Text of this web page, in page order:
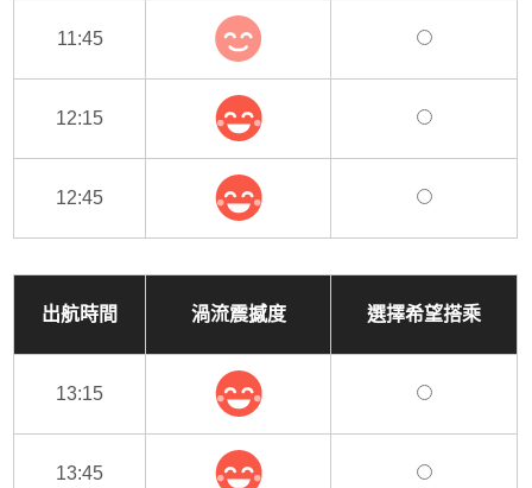
11:45
12:15
12:45
出航時間 渦流震撼度 選擇希望搭乘
13:15
13:45